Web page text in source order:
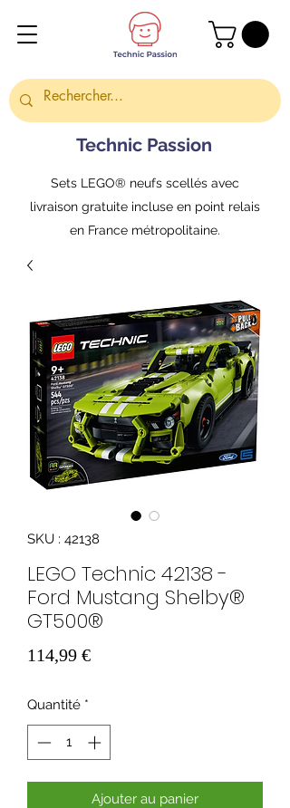
Technic Passion
Sets LEGO® neufs scellés avec
livraison gratuite incluse en point relais
en France métropolitaine.
SKU : 42138
LEGO Technic 42138 -
Ford Mustang Shelby®
GT500®
114,99 €Prix
Quantité *
Ajouter au panier